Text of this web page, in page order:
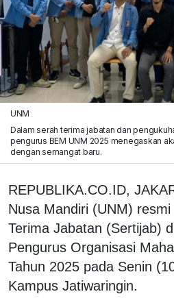
UNM
Dalam serah terima jabatan dan
pengurus BEM UNM 2025 menegaskan
dengan semangat baru.
REPUBLIKA.CO.ID,
Nusa Mandiri (UNM)
Terima Jabatan (Sertijab)
Pengurus Organisasi
Tahun 2025 pada Senin
Kampus Jatiwaringin.